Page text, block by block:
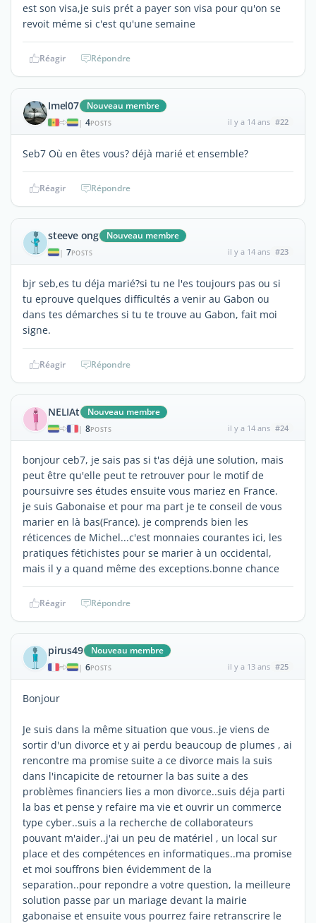
est son visa,je suis prét a payer son visa pour qu'on se
revoit méme si c'est qu'une semaine
Réagir Répondre
Imel07 Nouveau membre
| 4POSTS il y a 14 ans #22
Seb7 Où en êtes vous? déjà marié et ensemble?
Réagir Répondre
steeve ong Nouveau membre
| 7POSTS il y a 14 ans #23
bjr seb,es tu déja marié?si tu ne l'es toujours pas ou si
tu eprouve quelques difficultés a venir au Gabon ou
dans tes démarches si tu te trouve au Gabon, fait moi
signe.
Réagir Répondre
NELIAt Nouveau membre
| 8POSTS il y a 14 ans #24
bonjour ceb7, je sais pas si t'as déjà une solution, mais
peut être qu'elle peut te retrouver pour le motif de
poursuivre ses études ensuite vous mariez en France.
je suis Gabonaise et pour ma part je te conseil de vous
marier en là bas(France). je comprends bien les
réticences de Michel...c'est monnaies courantes ici, les
pratiques fétichistes pour se marier à un occidental,
mais il y a quand même des exceptions.bonne chance
Réagir Répondre
pirus49 Nouveau membre
| 6POSTS il y a 13 ans #25
Bonjour
Je suis dans la même situation que vous..je viens de
sortir d'un divorce et y ai perdu beaucoup de plumes , ai
rencontre ma promise suite a ce divorce mais la suis
dans l'incapicite de retourner la bas suite a des
problèmes financiers lies a mon divorce..suis déja parti
la bas et pense y refaire ma vie et ouvrir un commerce
type cyber..suis a la recherche de collaborateurs
pouvant m'aider..j'ai un peu de matériel , un local sur
place et des compétences en informatiques..ma promise
et moi souffrons bien évidemment de la
separation..pour repondre a votre question, la meilleure
solution passe par un mariage devant la mairie
gabonaise et ensuite vous pourrez faire retranscrire le